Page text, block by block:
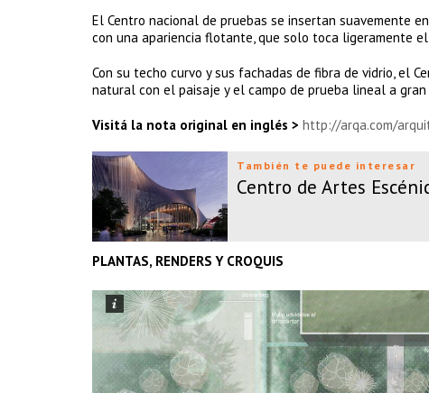
El Centro nacional de pruebas se insertan suavemente
con una apariencia flotante, que solo toca ligeramente
Con su techo curvo y sus fachadas de fibra de vidrio, el
natural con el paisaje y el campo de prueba lineal a gran
Visitá la nota original en inglés > http://arqa.com/
También te puede interesar
Centro de Artes
PLANTAS, RENDERS Y CROQUIS